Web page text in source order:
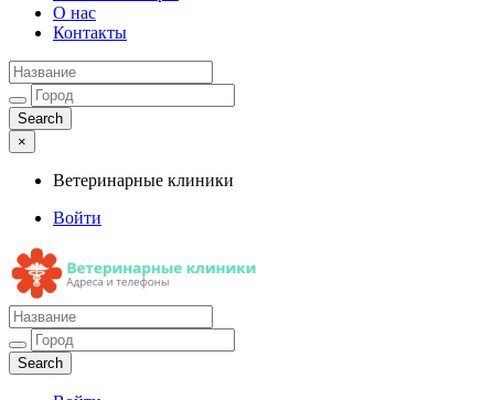
О нас
Контакты
×
Ветеринарные клиники
Войти
Ветеринарные клиники
Адреса и телефоны